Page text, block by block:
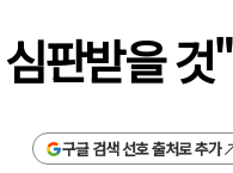
판받을 것"
구글 검색 선호 출처로 추가